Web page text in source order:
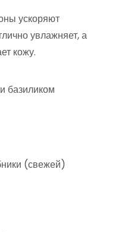
ускоряют
увлажняет, а
кожу.
базиликом
(свежей)